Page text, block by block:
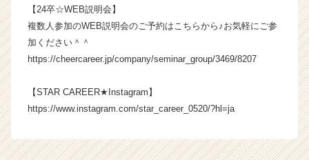
e
r
r
e
r）
【24卒☆WEB説明会】
複数人参加のWEB説明会のご予約はこちらから♪お気軽にご参
加ください＾＾
https://cheercareer.jp/company/seminar_group/3469/8207
【STAR CAREER★Instagram】
https://www.instagram.com/star_career_0520/?hl=ja